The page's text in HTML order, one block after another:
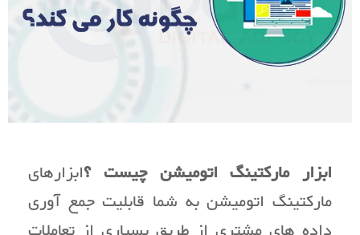
ابزار مارکتینگ اتومیشن چیست ؟ابزارهای
مارکتینگ اتومیشن به شما قابلیت جمع آوری